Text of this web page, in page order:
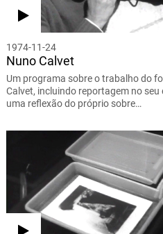
1974-11-24
Nuno Calvet
Um programa sobre o trabalho do
Calvet, incluindo reportagem no seu
uma reflexão do próprio sobre…